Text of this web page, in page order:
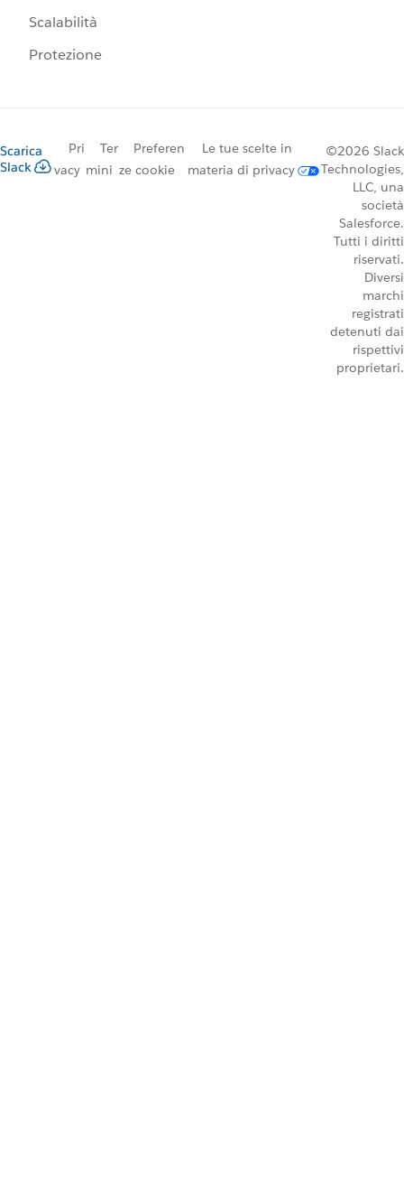
Scalabilità
Protezione
Scarica
Slack
Pri
vacy
Ter
mini
Preferen
ze cookie
Le tue scelte in
materia di privacy
©2026 Slack
Technologies,
LLC, una
società
Salesforce.
Tutti i diritti
riservati.
Diversi
marchi
registrati
detenuti dai
rispettivi
proprietari.